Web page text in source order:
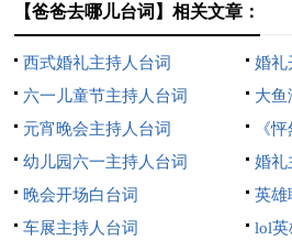
【爸爸去哪儿台词】相关文章：
西式婚礼主持人台词
婚礼
六一儿童节主持人台词
大鱼
元宵晚会主持人台词
《
幼儿园六一主持人台词
婚礼
晚会开场白台词
英雄
车展主持人台词
lol英